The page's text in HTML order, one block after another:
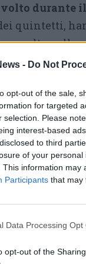
- Do Not
opt-out of the sale,
for targeted
selection. Please
interest-based
to third
of your personal
This information may
Participants that may
Data Processing Opt
opt-out of the
durante
quintetti,
volta nella
provato
si sposta
gara-5.
vince
non ci sono